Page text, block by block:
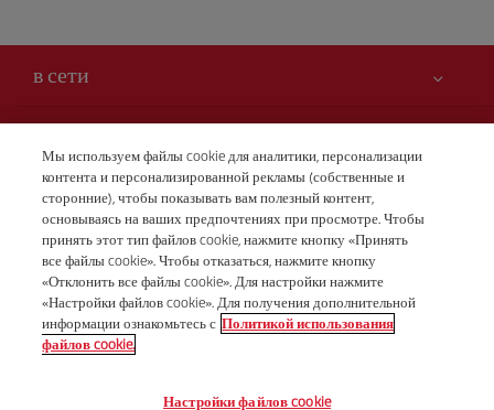
в сети
Безопасность — прежде всего
Заявление о доступности
Обязательства по обслуживанию
Карта Iberia.com
Iberia – это также
новости и новинки
Группа Iberia
Акционеры и инвесторы
Наши альянсы
Наши условия
Правовая информация
Условия перевозки
Общие условия программы Iberia Club
Бронирования
+7 (8) 495 258 84 10
Мы используем файлы cookie для аналитики, персонализации
контента и персонализированной рекламы (собственные и
сторонние), чтобы показывать вам полезный контент,
основываясь на ваших предпочтениях при просмотре. Чтобы
принять этот тип файлов cookie, нажмите кнопку «Принять
все файлы cookie». Чтобы отказаться, нажмите кнопку
«Отклонить все файлы cookie». Для настройки нажмите
«Настройки файлов cookie». Для получения дополнительной
информации ознакомьтесь с Политикой использования
файлов cookie.
Настройки файлов cookie